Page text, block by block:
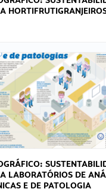
LABORATÓRIOS DE
E DE PATOLOGIA